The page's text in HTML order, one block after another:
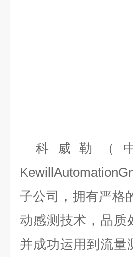
科威勒（
子公司，拥有严格
动感测技术，品质
并成功运用到流量